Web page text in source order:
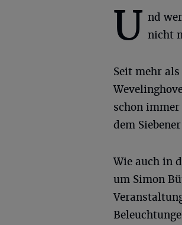
U nd
nicht
Seit mehr
schon
dem
Wie auch in
um Simon